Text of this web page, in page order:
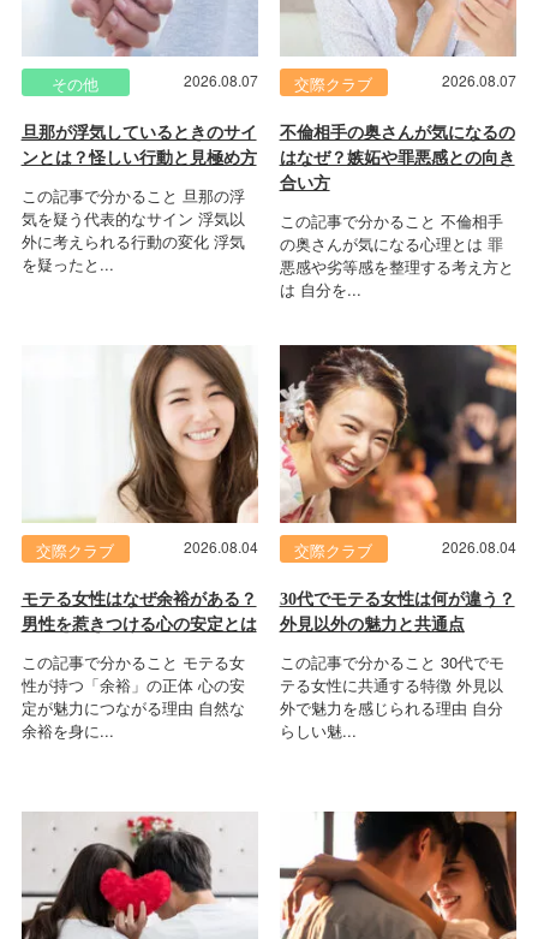
その他 2026.08.07
旦那が浮気しているときのサイ
ンとは？怪しい行動と見極め方
この記事で分かること 旦那の浮
気を疑う代表的なサイン 浮気以
外に考えられる行動の変化 浮気
を疑ったと...
交際クラブ 2026.08.07
不倫相手の奥さんが気になるの
はなぜ？嫉妬や罪悪感との向き
合い方
この記事で分かること 不倫相手
の奥さんが気になる心理とは 罪
悪感や劣等感を整理する考え方と
は 自分を...
交際クラブ 2026.08.04
モテる女性はなぜ余裕がある？
男性を惹きつける心の安定とは
この記事で分かること モテる女
性が持つ「余裕」の正体 心の安
定が魅力につながる理由 自然な
余裕を身に...
交際クラブ 2026.08.04
30代でモテる女性は何が違う？
外見以外の魅力と共通点
この記事で分かること 30代でモ
テる女性に共通する特徴 外見以
外で魅力を感じられる理由 自分
らしい魅...